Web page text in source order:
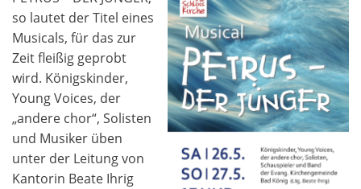
so lautet der Titel eines
Musicals, für das zur
Zeit fleißig geprobt
wird. Königskinder,
Young Voices, der
„andere chor“, Solisten
und Musiker üben
unter der Leitung von
Kantorin Beate Ihrig